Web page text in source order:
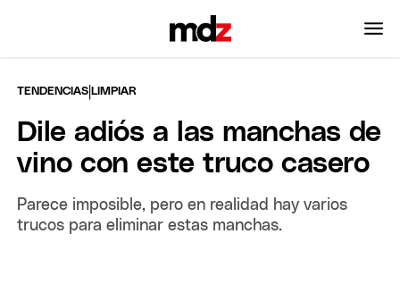
TENDENCIAS |LIMPIAR
Dile adiós a las manchas de
vino con este truco casero
Parece imposible, pero en realidad hay varios
trucos para eliminar estas manchas.